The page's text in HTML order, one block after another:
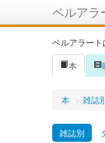
ベルアラ
ベルアラー
本
本 > 雑誌
雑誌別